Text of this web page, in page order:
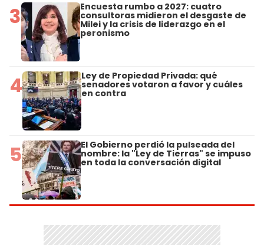
3 Encuesta rumbo a 2027: cuatro
consultoras midieron el desgaste de
Milei y la crisis de liderazgo en el
peronismo
4 Ley de Propiedad Privada: qué
senadores votaron a favor y cuáles
en contra
5 El Gobierno perdió la pulseada del
nombre: la "Ley de Tierras" se impuso
en toda la conversación digital